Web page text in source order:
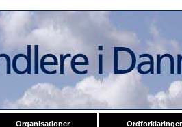
Organisationer Ordforklaringer